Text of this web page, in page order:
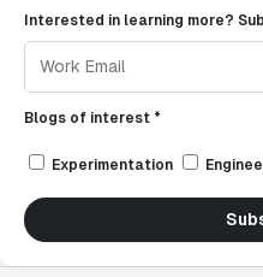
Interested in learning more?
Blogs of interest *
Experimentation